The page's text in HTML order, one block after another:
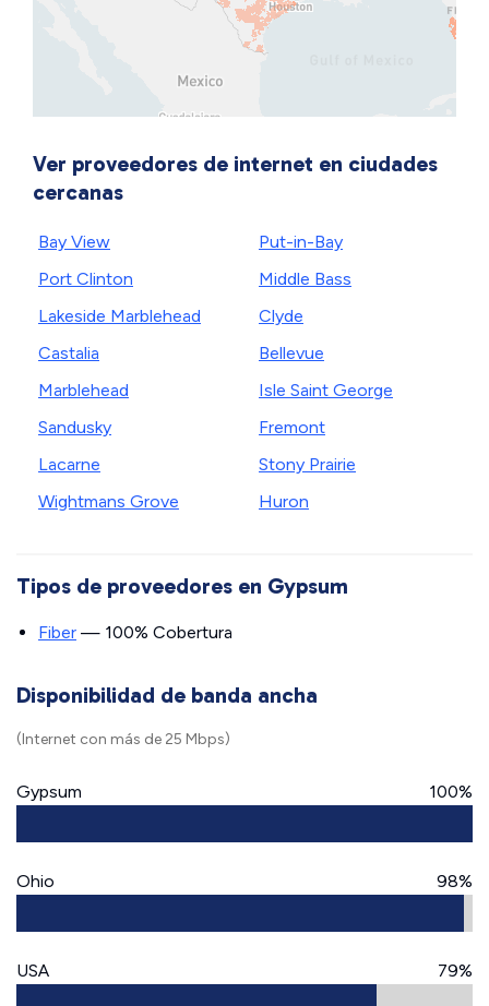
Ver proveedores de internet en ciudades
cercanas
Bay View
Port Clinton
Lakeside Marblehead
Castalia
Marblehead
Sandusky
Lacarne
Wightmans Grove
Put-in-Bay
Middle Bass
Clyde
Bellevue
Isle Saint George
Fremont
Stony Prairie
Huron
Tipos de proveedores en Gypsum
Fiber — 100% Cobertura
Disponibilidad de banda ancha
(Internet con más de 25 Mbps)
Gypsum 100%
Ohio 98%
USA 79%